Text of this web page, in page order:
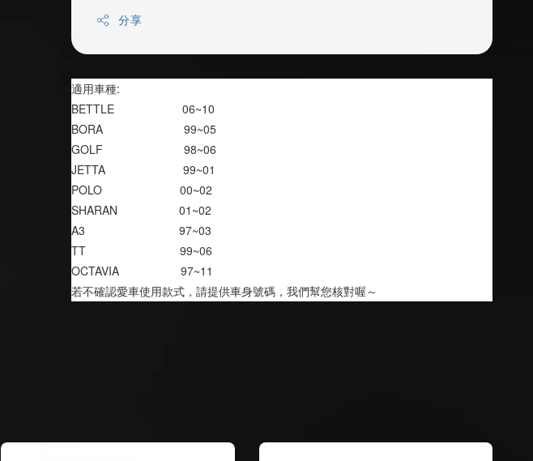
分享
適用車種:
BETTLE                     06~10
BORA                         99~05
GOLF                         98~06
JETTA                        99~01
POLO                        00~02
SHARAN                   01~02
A3                             97~03
TT                             99~06
OCTAVIA                   97~11
若不確認愛車使用款式，請提供車身號碼，我們幫您核對喔～